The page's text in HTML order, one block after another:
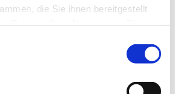
die Sie ihnen bereitgestellt
begleiten
nach den gesetzlichen
Beschluss- und Protokollwesen